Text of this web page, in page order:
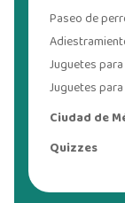
Paseo de
Juguetes
Juguetes
Ciudad de
Quizzes